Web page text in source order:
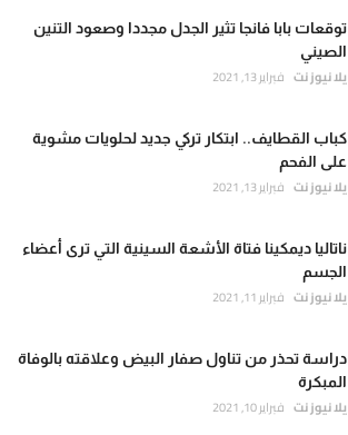
توقعات بابا فانجا تثير الجدل مجددا وصعود التنين
الصيني
يلا نيوز نت فبراير 13, 2021
كباب القطايف.. ابتكار تركي جديد لحلويات مشوية
على الفحم
يلا نيوز نت فبراير 13, 2021
ناتاليا ديمكينا فتاة الأشعة السينية التي ترى أعضاء
الجسم
يلا نيوز نت فبراير 11, 2021
دراسة تحذر من تناول صفار البيض وعلاقته بالوفاة
المبكرة
يلا نيوز نت فبراير 10, 2021